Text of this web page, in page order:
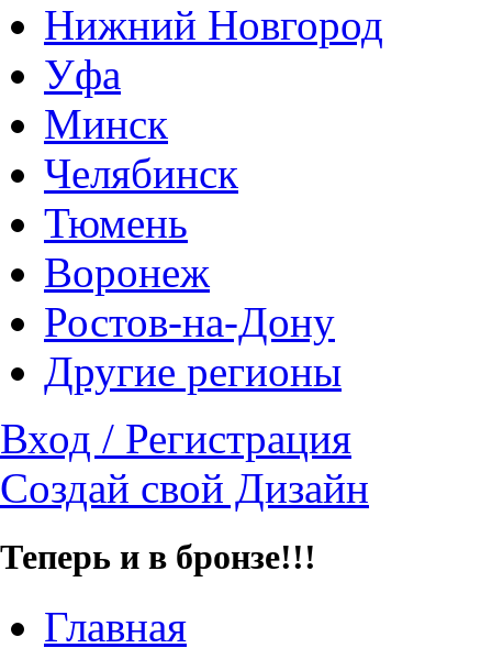
Нижний Новгород
Уфа
Минск
Челябинск
Тюмень
Воронеж
Ростов-на-Дону
Другие регионы
Вход / Регистрация
Создай свой Дизайн
Теперь и в бронзе!!!
Главная